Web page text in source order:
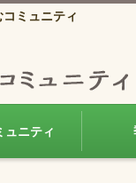
ミュニティ
ュニティ